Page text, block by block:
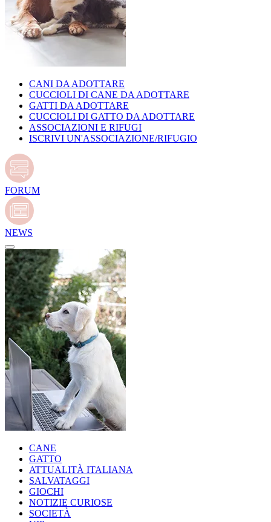
CANI DA ADOTTARE
CUCCIOLI DI CANE DA ADOTTARE
GATTI DA ADOTTARE
CUCCIOLI DI GATTO DA ADOTTARE
ASSOCIAZIONI E RIFUGI
ISCRIVI UN'ASSOCIAZIONE/RIFUGIO
FORUM
NEWS
CANE
GATTO
ATTUALITÀ ITALIANA
SALVATAGGI
GIOCHI
NOTIZIE CURIOSE
SOCIETÀ